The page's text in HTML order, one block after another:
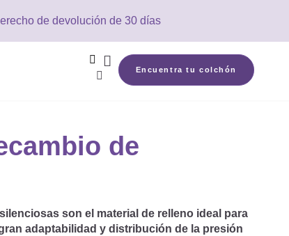
de devolución de 30 días



Encuentra tu colchón
de
son el material de relleno ideal para
adaptabilidad y distribución de la presión